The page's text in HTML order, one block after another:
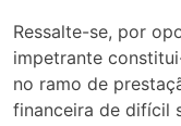
Ressalte-se, por
impetrante
no ramo de
financeira de difícil